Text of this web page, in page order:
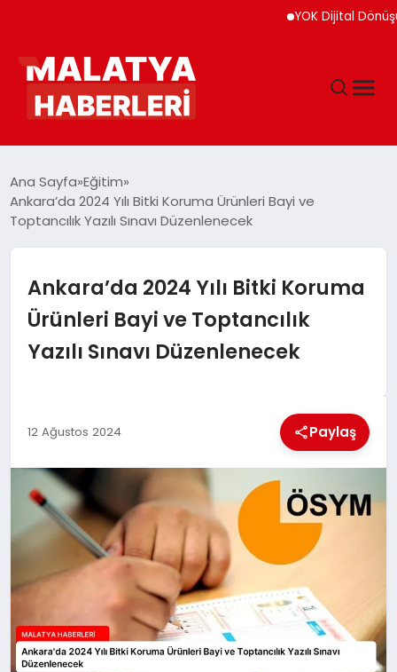
YOK Dijital Dönüşüm
GÜNDEM
DÜNYA
EĞITIM
MAGAZIN
SAĞLIK
SIYASET
SPOR
TEKNOLOJI
Ana Sayfa Eğitim
Ankara’da 2024 Yılı Bitki Koruma Ürünleri Bayi ve
Toptancılık Yazılı Sınavı Düzenlenecek
Ankara’da 2024 Yılı Bitki Koruma
Ürünleri Bayi ve Toptancılık
Yazılı Sınavı Düzenlenecek
12 Ağustos 2024 Paylaş